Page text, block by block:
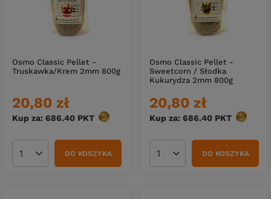
Osmo Classic Pellet -
Truskawka/Krem 2mm 800g
20,80 zł
Kup za: 686.40 PKT punktów
Ilość produktówDO KOSZYKA
Osmo Classic Pellet -
Sweetcorn / Słodka
Kukurydza 2mm 800g
20,80 zł
Kup za: 686.40 PKT punktów
Ilość produktówDO KOSZYKA